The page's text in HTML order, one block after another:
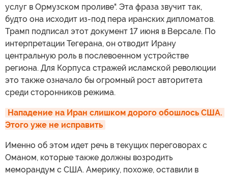
услуг в Ормузском проливе". Эта фраза звучит так,
будто она исходит из-под пера иранских дипломатов.
Трамп подписал этот документ 17 июня в Версале. По
интерпретации Тегерана, он отводит Ирану
центральную роль в послевоенном устройстве
региона. Для Корпуса стражей исламской революции
это также означало бы огромный рост авторитета
среди сторонников режима.
Нападение на Иран слишком дорого обошлось США.
Этого уже не исправить
Именно об этом идет речь в текущих переговорах с
Оманом, которые также должны возродить
меморандум с США. Америку, похоже, оставили в